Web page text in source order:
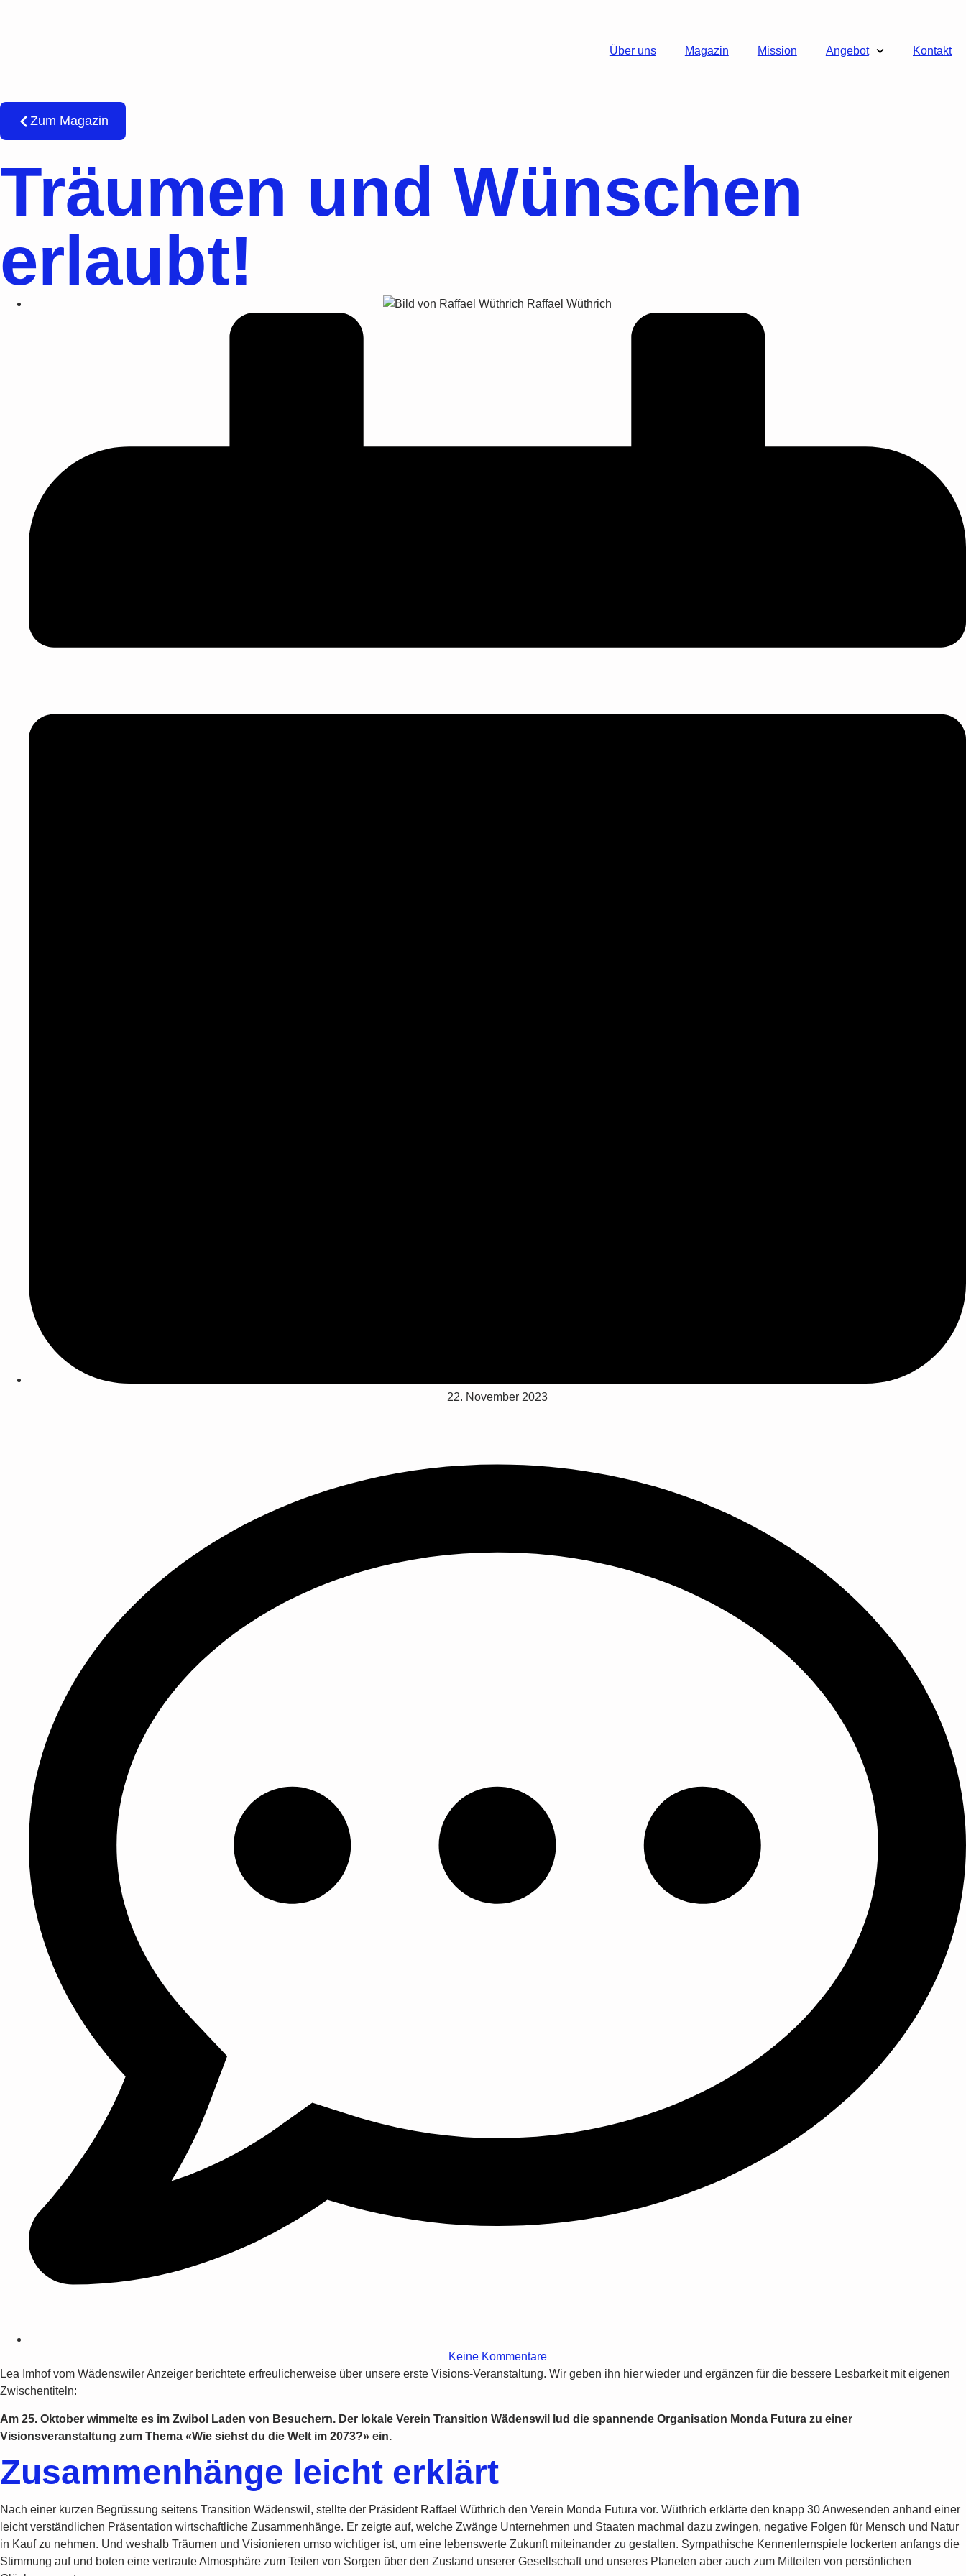
Über uns Magazin Mission Angebot Kontakt
Zum Magazin
Träumen und Wünschen
erlaubt!
Raffael Wüthrich
22. November 2023
Keine Kommentare
Lea Imhof vom Wädenswiler Anzeiger berichtete erfreulicherweise über unsere erste Visions-Veranstaltung. Wir geben ihn hier wieder und ergänzen für die bessere Lesbarkeit mit eigenen
Zwischentiteln:
Am 25. Oktober wimmelte es im Zwibol Laden von Besuchern. Der lokale Verein Transition Wädenswil lud die spannende Organisation Monda Futura zu einer
Visionsveranstaltung zum Thema «Wie siehst du die Welt im 2073?» ein.
Zusammenhänge leicht erklärt
Nach einer kurzen Begrüssung seitens Transition Wädenswil, stellte der Präsident Raffael Wüthrich den Verein Monda Futura vor. Wüthrich erklärte den knapp 30 Anwesenden anhand einer
leicht verständlichen Präsentation wirtschaftliche Zusammenhänge. Er zeigte auf, welche Zwänge Unternehmen und Staaten machmal dazu zwingen, negative Folgen für Mensch und Natur
in Kauf zu nehmen. Und weshalb Träumen und Visionieren umso wichtiger ist, um eine lebenswerte Zukunft miteinander zu gestalten. Sympathische Kennenlernspiele lockerten anfangs die
Stimmung auf und boten eine vertraute Atmosphäre zum Teilen von Sorgen über den Zustand unserer Gesellschaft und unseres Planeten aber auch zum Mitteilen von persönlichen